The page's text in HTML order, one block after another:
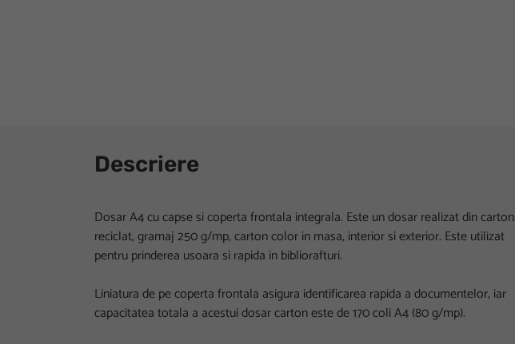
Descriere
Dosar A4 cu capse si coperta frontala integrala. Este un dosar realizat din carton
reciclat, gramaj 250 g/mp, carton color in masa, interior si exterior. Este utilizat
pentru prinderea usoara si rapida in bibliorafturi.
Liniatura de pe coperta frontala asigura identificarea rapida a documentelor, iar
capacitatea totala a acestui dosar carton este de 170 coli A4 (80 g/mp).